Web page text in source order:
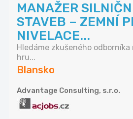
MANAŽER
STAVEB – ZEMNÍ
NIVELACE...
Hledáme zkušeného odborníka
hru...
Blansko
Advantage Consulting, s.r.o.